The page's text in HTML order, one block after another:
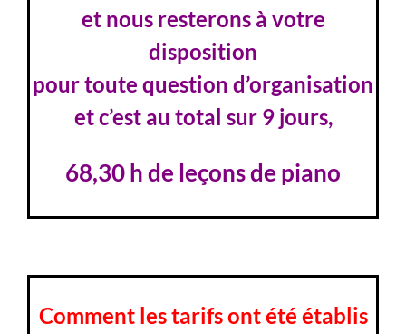
et nous resterons à votre
disposition
pour toute question d’organisation
et c’est au total sur 9 jours,
68,30 h de leçons de piano
Comment les tarifs ont été établis